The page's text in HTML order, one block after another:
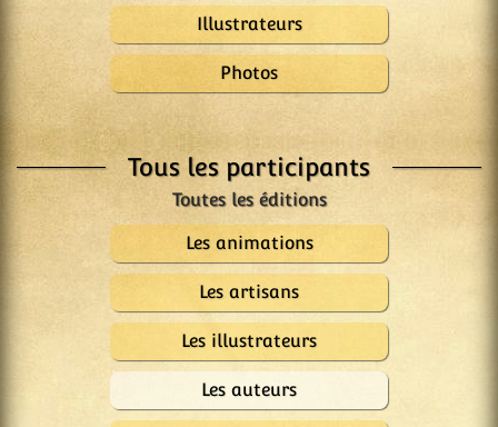
Illustrateurs
Photos
Tous les participants
Les animations
Les artisans
Les illustrateurs
Les auteurs